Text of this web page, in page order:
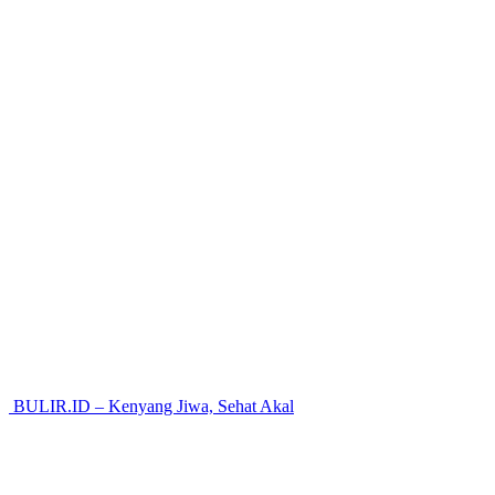
BULIR.ID – Kenyang Jiwa, Sehat Akal